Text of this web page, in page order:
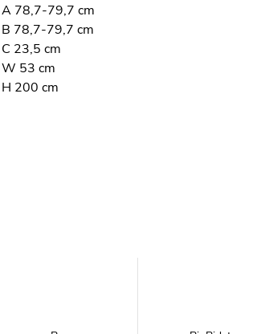
78,7-79,7 cm
78,7-79,7 cm
23,5 cm
53 cm
200 cm